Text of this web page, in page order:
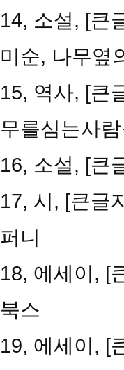
14, 소설, [큰
미순, 나무옆
15, 역사, [큰
무를심는사
16, 소설, [큰
17, 시, [큰글
퍼니
18, 에세이, [
북스
19, 에세이, [